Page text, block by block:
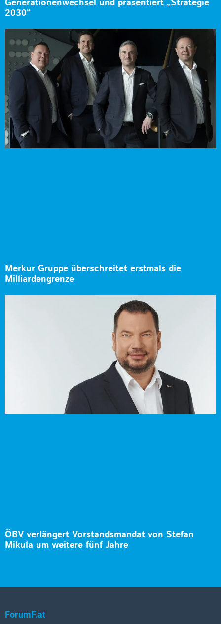
Generationenwechsel und präsentiert „Strategie
2030“
Merkur Gruppe überschreitet erstmals die
Milliardengrenze
ÖBV verlängert Vorstandsmandat von Stefan
Mikula um weitere fünf Jahre
ForumF.at